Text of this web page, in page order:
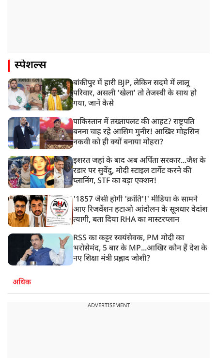
स्पेशल्स
बांकीपुर में हारी BJP, लेकिन सदमे में लालू
परिवार, असली ‘खेला’ तो तेजस्वी के साथ हो
गया, जानें कैसे
पाकिस्तान में तख्तापलट की आहट? राष्ट्रपति
बनना चाह रहे आसिम मुनीर! आखिर मोहसिन
नकवी को ही क्यों बनाया मोहरा?
इशरत जहां के बाद अब अर्पिता सरकार...जैश के
रडार पर सुवेंदु, मोदी स्टाइल टार्गेट करने की
प्लानिंग, STF का बड़ा एक्शन!
'1857 जैसी होगी 'क्रांति'!' मीडिया के सामने
आए रिजर्वेशन हटाओ आंदोलन के सूत्रधार वेदांश
त्यागी, बता दिया RHA का मास्टरप्लान
RSS का कट्टर स्वयंसेवक, PM मोदी का
भरोसेमंद, 5 बार के MP...आखिर कौन हैं देश के
नए शिक्षा मंत्री प्रह्लाद जोशी?
अधिक
ADVERTISEMENT